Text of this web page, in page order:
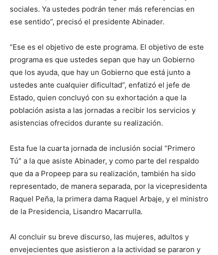
sociales. Ya ustedes podrán tener más referencias en
ese sentido”, precisó el presidente Abinader.
“Ese es el objetivo de este programa. El objetivo de este
programa es que ustedes sepan que hay un Gobierno
que los ayuda, que hay un Gobierno que está junto a
ustedes ante cualquier dificultad”, enfatizó el jefe de
Estado, quien concluyó con su exhortación a que la
población asista a las jornadas a recibir los servicios y
asistencias ofrecidos durante su realización.
Esta fue la cuarta jornada de inclusión social “Primero
Tú” a la que asiste Abinader, y como parte del respaldo
que da a Propeep para su realización, también ha sido
representado, de manera separada, por la vicepresidenta
Raquel Peña, la primera dama Raquel Arbaje, y el ministro
de la Presidencia, Lisandro Macarrulla.
Al concluir su breve discurso, las mujeres, adultos y
envejecientes que asistieron a la actividad se pararon y